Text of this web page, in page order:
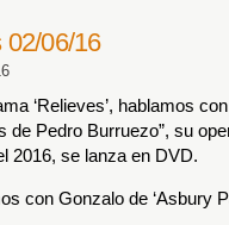
02/06/16
‘Relieves’, hablamos
de Pedro Burruezo”, su
2016, se lanza en DVD.
con Gonzalo de ‘Asbury